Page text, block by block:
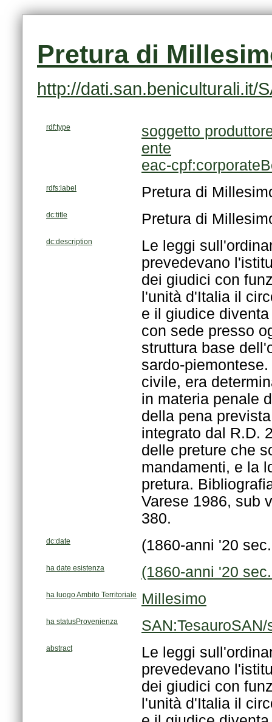
Pretura di
http://dati.san.beniculturali.it/
rdf:type
soggetto
ente
eac-
rdfs:label Pretura di
dc:title Pretura di
dc:description
380.
dc:date (1860-anni '20
ha date esistenza (1860-anni '20
ha luogo Ambito Territoriale Millesimo
ha statusProvenienza
abstract